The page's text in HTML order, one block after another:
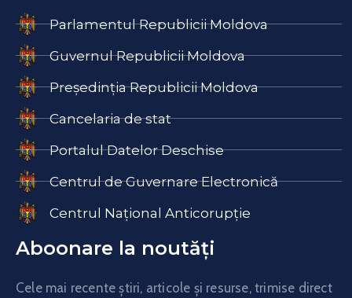
Parlamentul Republicii Moldova
Guvernul Republicii Moldova
Președinția Republicii Moldova
Cancelaria de stat
Portalul Datelor Deschise
Centrul de Guvernare Electronică
Centrul Național Anticorupție
Aboonare la noutăți
Cele mai recente știri, articole și resurse, trimise direct